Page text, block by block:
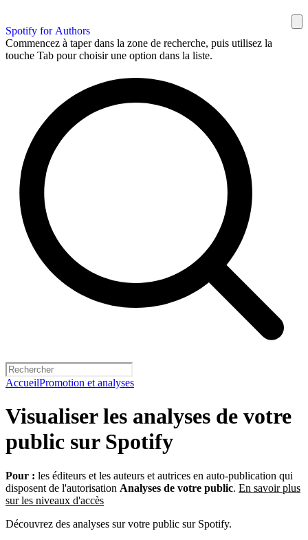
Spotify for Authors
Commencez à taper dans la zone de recherche, puis utilisez la
touche Tab pour choisir une option dans la liste.
AccueilPromotion et analyses
Visualiser les analyses de votre
public sur Spotify
Pour : les éditeurs et les auteurs et autrices en auto-publication qui
disposent de l'autorisation Analyses de votre public. En savoir plus
sur les niveaux d'accès
Découvrez des analyses sur votre public sur Spotify.